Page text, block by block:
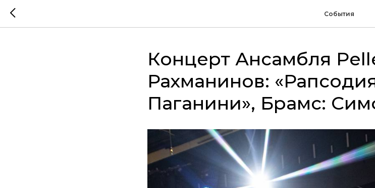
События
Концерт Ансамбля
Рахманинов:
Паганини», Брамс: